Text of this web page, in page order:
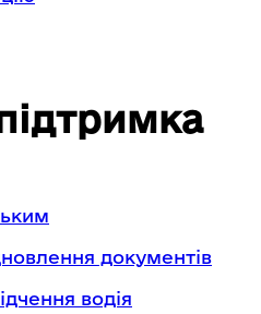
документів
водія